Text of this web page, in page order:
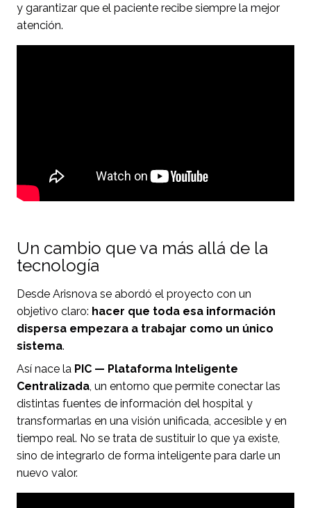
y garantizar que el paciente recibe siempre la mejor
atención.
Un cambio que va más allá de la
tecnología
Desde Arisnova se abordó el proyecto con un
objetivo claro: hacer que toda esa información
dispersa empezara a trabajar como un único
sistema.
Así nace la PIC — Plataforma Inteligente
Centralizada, un entorno que permite conectar las
distintas fuentes de información del hospital y
transformarlas en una visión unificada, accesible y en
tiempo real. No se trata de sustituir lo que ya existe,
sino de integrarlo de forma inteligente para darle un
nuevo valor.